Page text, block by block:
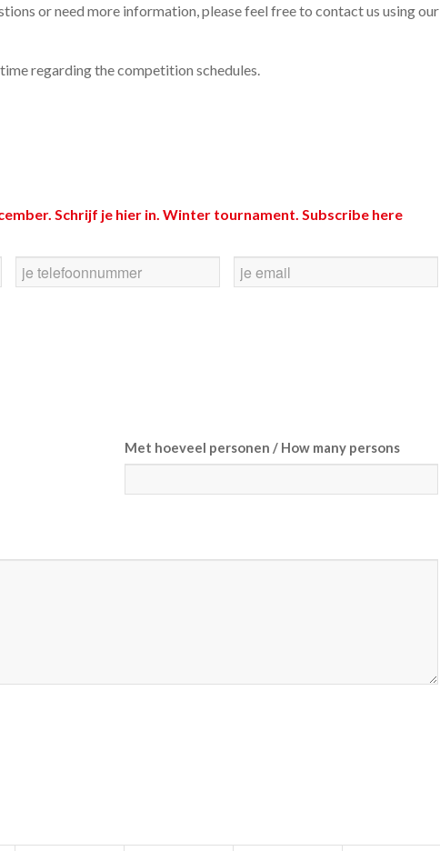
or need more information, please feel free to contact us using our
regarding the competition schedules.
Schrijf je hier in. Winter tournament. Subscribe here
Telnr
E-
mail
Met hoeveel personen / How many persons